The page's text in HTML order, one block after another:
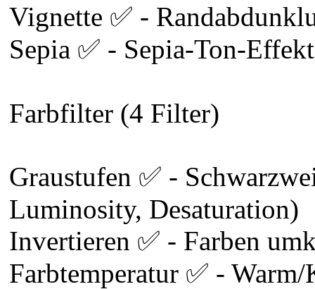
Vignette ✅ -
Sepia ✅ - Sepia-Ton-
Farbfilter (4 Filter)
Graustufen ✅ -
Luminosity, Desaturation)
Invertieren ✅ - Farben
Farbtemperatur ✅ -